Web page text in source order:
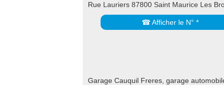
Rue Lauriers 87800 Saint Maurice Les
☎ Afficher le N° *
Garage Cauquil Freres, garage